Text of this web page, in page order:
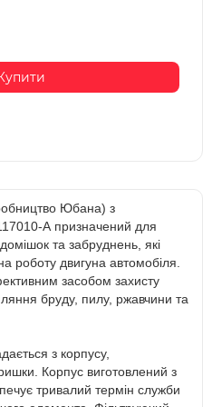
Юбана) з
А призначений для
та забруднень, які
роботу двигуна автомобіля.
засобом захисту
бруду, пилу, ржавчини та
з корпусу,
Корпус виготовлений з
тривалий термін служби